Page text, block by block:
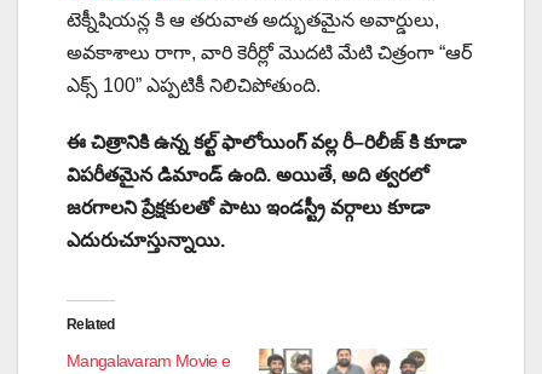
టెక్నీషియన్ల కి ఆ తరువాత అద్భుతమైన అవార్డులు,
అవకాశాలు రాగా, వారి కెరీర్లో మొదటి మేటి చిత్రంగా “ఆర్
ఎక్స్ 100” ఎప్పటికీ నిలిచిపోతుంది.
ఈ చిత్రానికి ఉన్న కల్ట్ ఫాలోయింగ్ వల్ల రీ–రిలీజ్ కి కూడా
విపరీతమైన డిమాండ్ ఉంది. అయితే, అది త్వరలో
జరగాలని ప్రేక్షకులతో పాటు ఇండస్ట్రీ వర్గాలు కూడా
ఎదురుచూస్తున్నాయి.
Related
Mangalavaram Movie e